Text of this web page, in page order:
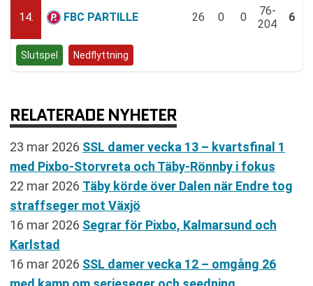
14. FBC PARTILLE 26 0 0
76-
204
6
Slutspel Nedflyttning
RELATERADE NYHETER
23 mar 2026 SSL damer vecka 13 – kvartsfinal 1
med Pixbo-Storvreta och Täby-Rönnby i fokus
22 mar 2026 Täby körde över Dalen när Endre tog
straffseger mot Växjö
16 mar 2026 Segrar för Pixbo, Kalmarsund och
Karlstad
16 mar 2026 SSL damer vecka 12 – omgång 26